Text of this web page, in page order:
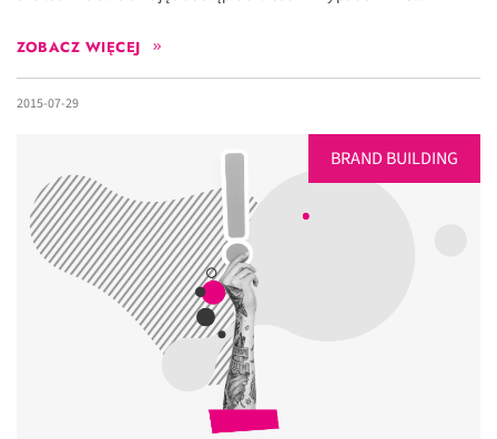
ZOBACZ WIĘCEJ
2015-07-29
BRAND BUILDING